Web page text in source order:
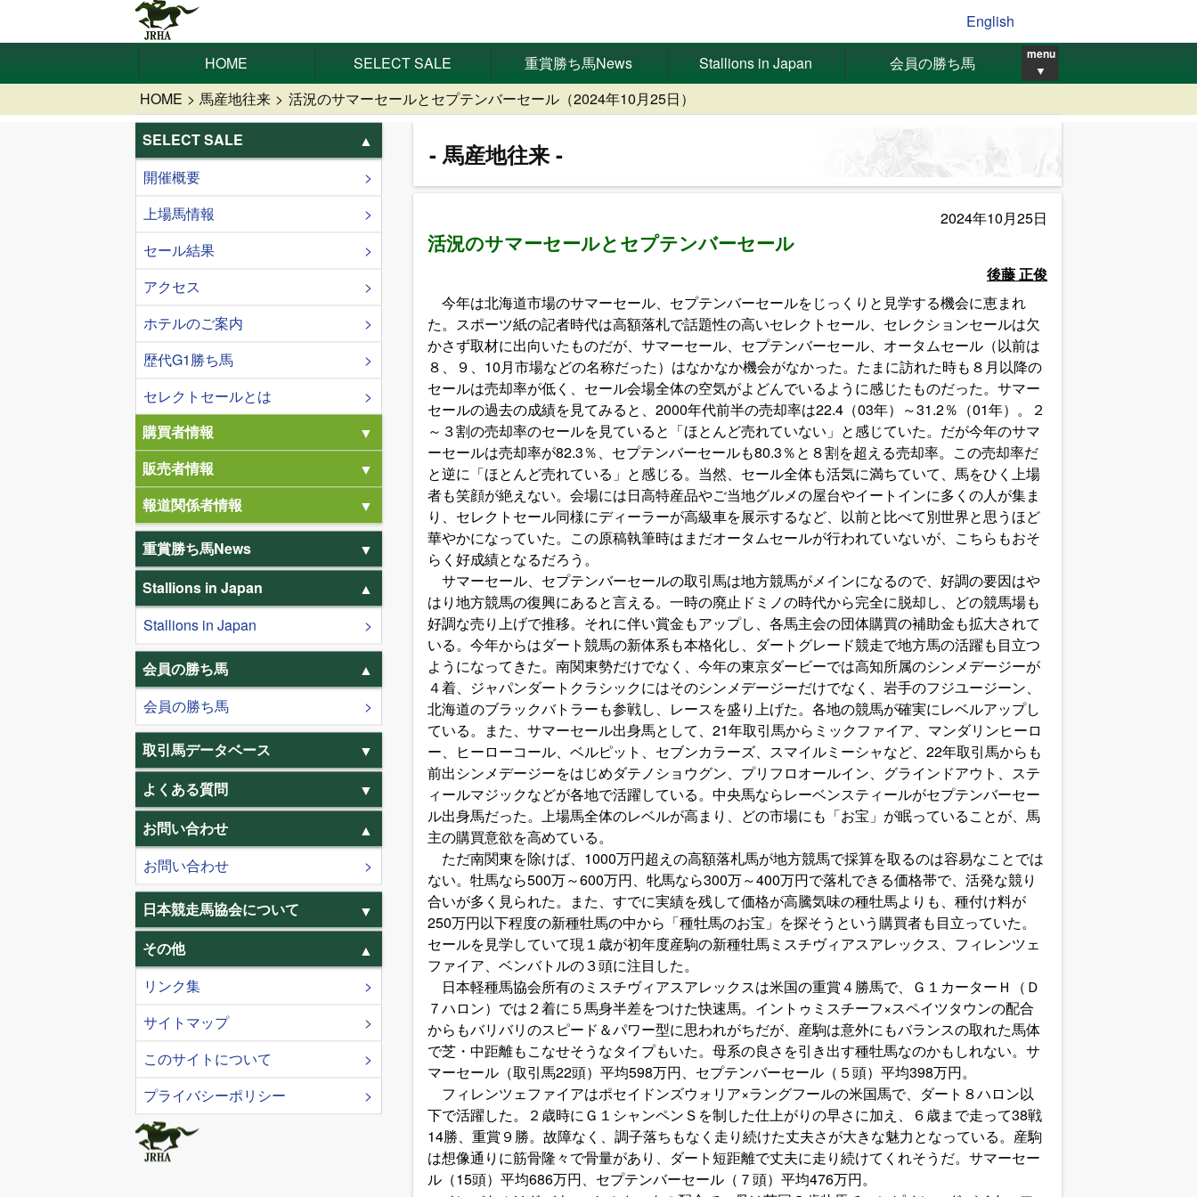
English
HOME SELECT SALE 重賞勝ち馬News Stallions in Japan 会員の勝ち馬 menu
▼
HOME 馬産地往来 活況のサマーセールとセプテンバーセール（2024年10月25日）
SELECT SALE
開催概要
上場馬情報
セール結果
アクセス
ホテルのご案内
歴代G1勝ち馬
セレクトセールとは
購買者情報
販売者情報
報道関係者情報
重賞勝ち馬News
Stallions in Japan
Stallions in Japan
会員の勝ち馬
会員の勝ち馬
取引馬データベース
よくある質問
お問い合わせ
お問い合わせ
日本競走馬協会について
その他
リンク集
サイトマップ
このサイトについて
プライバシーポリシー
馬産地往来
2024年10月25日
活況のサマーセールとセプテンバーセール
後藤 正俊
今年は北海道市場のサマーセール、セプテンバーセールをじっくりと見学する機会に恵まれ
た。スポーツ紙の記者時代は高額落札で話題性の高いセレクトセール、セレクションセールは欠
かさず取材に出向いたものだが、サマーセール、セプテンバーセール、オータムセール（以前は
８、９、10月市場などの名称だった）はなかなか機会がなかった。たまに訪れた時も８月以降の
セールは売却率が低く、セール会場全体の空気がよどんでいるように感じたものだった。サマー
セールの過去の成績を見てみると、2000年代前半の売却率は22.4（03年）～31.2％（01年）。２
～３割の売却率のセールを見ていると「ほとんど売れていない」と感じていた。だが今年のサマ
ーセールは売却率が82.3％、セプテンバーセールも80.3％と８割を超える売却率。この売却率だ
と逆に「ほとんど売れている」と感じる。当然、セール全体も活気に満ちていて、馬をひく上場
者も笑顔が絶えない。会場には日高特産品やご当地グルメの屋台やイートインに多くの人が集ま
り、セレクトセール同様にディーラーが高級車を展示するなど、以前と比べて別世界と思うほど
華やかになっていた。この原稿執筆時はまだオータムセールが行われていないが、こちらもおそ
らく好成績となるだろう。
サマーセール、セプテンバーセールの取引馬は地方競馬がメインになるので、好調の要因はや
はり地方競馬の復興にあると言える。一時の廃止ドミノの時代から完全に脱却し、どの競馬場も
好調な売り上げで推移。それに伴い賞金もアップし、各馬主会の団体購買の補助金も拡大されて
いる。今年からはダート競馬の新体系も本格化し、ダートグレード競走で地方馬の活躍も目立つ
ようになってきた。南関東勢だけでなく、今年の東京ダービーでは高知所属のシンメデージーが
４着、ジャパンダートクラシックにはそのシンメデージーだけでなく、岩手のフジユージーン、
北海道のブラックバトラーも参戦し、レースを盛り上げた。各地の競馬が確実にレベルアップし
ている。また、サマーセール出身馬として、21年取引馬からミックファイア、マンダリンヒーロ
ー、ヒーローコール、ベルピット、セブンカラーズ、スマイルミーシャなど、22年取引馬からも
前出シンメデージーをはじめダテノショウグン、プリフロオールイン、グラインドアウト、ステ
ィールマジックなどが各地で活躍している。中央馬ならレーベンスティールがセプテンバーセー
ル出身馬だった。上場馬全体のレベルが高まり、どの市場にも「お宝」が眠っていることが、馬
主の購買意欲を高めている。
ただ南関東を除けば、1000万円超えの高額落札馬が地方競馬で採算を取るのは容易なことでは
ない。牡馬なら500万～600万円、牝馬なら300万～400万円で落札できる価格帯で、活発な競り
合いが多く見られた。また、すでに実績を残して価格が高騰気味の種牡馬よりも、種付け料が
250万円以下程度の新種牡馬の中から「種牡馬のお宝」を探そうという購買者も目立っていた。
セールを見学していて現１歳が初年度産駒の新種牡馬ミスチヴィアスアレックス、フィレンツェ
ファイア、ベンバトルの３頭に注目した。
日本軽種馬協会所有のミスチヴィアスアレックスは米国の重賞４勝馬で、Ｇ１カーターＨ（Ｄ
７ハロン）では２着に５馬身半差をつけた快速馬。イントゥミスチーフ×スペイツタウンの配合
からもバリバリのスピード＆パワー型に思われがちだが、産駒は意外にもバランスの取れた馬体
で芝・中距離もこなせそうなタイプもいた。母系の良さを引き出す種牡馬なのかもしれない。サ
マーセール（取引馬22頭）平均598万円、セプテンバーセール（５頭）平均398万円。
フィレンツェファイアはポセイドンズウォリア×ラングフールの米国馬で、ダート８ハロン以
下で活躍した。２歳時にＧ１シャンペンＳを制した仕上がりの早さに加え、６歳まで走って38戦
14勝、重賞９勝。故障なく、調子落ちもなく走り続けた丈夫さが大きな魅力となっている。産駒
は想像通りに筋骨隆々で骨量があり、ダート短距離で丈夫に走り続けてくれそうだ。サマーセー
ル（15頭）平均686万円、セプテンバーセール（７頭）平均476万円。